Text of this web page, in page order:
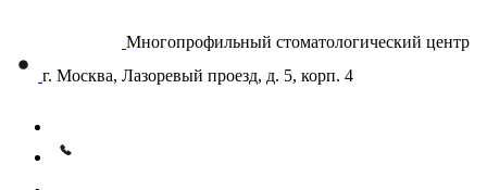
Многопрофильный стоматологический центр
г. Москва, Лазоревый проезд, д. 5, корп. 4